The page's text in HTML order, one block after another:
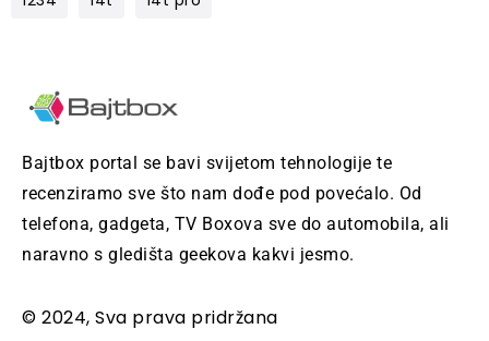
Bajtbox portal se bavi svijetom tehnologije te
recenziramo sve što nam dođe pod povećalo. Od
telefona, gadgeta, TV Boxova sve do automobila, ali
naravno s gledišta geekova kakvi jesmo.
© 2024, Sva prava pridržana